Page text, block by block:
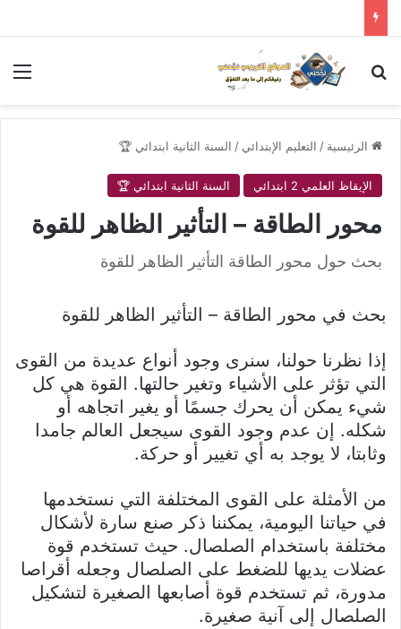
بحث عن
الرئيسية / التعليم الإبتدائي / السنة الثانية ابتدائي 🏆
الإيقاظ العلمي 2 ابتدائي السنة الثانية ابتدائي 🏆
محور الطاقة – التأثير الظاهر للقوة
بحث حول محور الطاقة التأثير الظاهر للقوة
بحث في محور الطاقة – التأثير الظاهر للقوة
إذا نظرنا حولنا، سنرى وجود أنواع عديدة من القوى
التي تؤثر على الأشياء وتغير حالتها. القوة هي كل
شيء يمكن أن يحرك جسمًا أو يغير اتجاهه أو
شكله. إن عدم وجود القوى سيجعل العالم جامدا
وثابتا، لا يوجد به أي تغيير أو حركة.
من الأمثلة على القوى المختلفة التي نستخدمها
في حياتنا اليومية، يمكننا ذكر صنع سارة لأشكال
مختلفة باستخدام الصلصال. حيث تستخدم قوة
عضلات يديها للضغط على الصلصال وجعله أقراصا
مدورة، ثم تستخدم قوة أصابعها الصغيرة لتشكيل
الصلصال إلى آنية صغيرة.